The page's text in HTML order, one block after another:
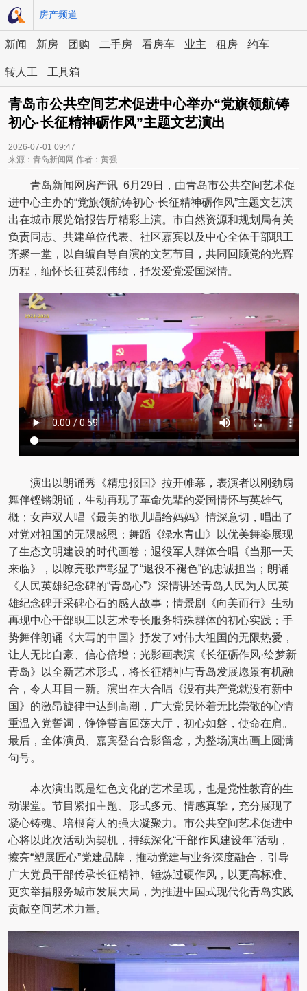
房产频道
新闻 新房 团购 二手房 看房车 业主 租房 约车
转人工 工具箱
青岛市公共空间艺术促进中心举办“党旗领航铸
初心·长征精神砺作风”主题文艺演出
2026-07-01 09:47
来源：青岛新闻网 作者：黄强
青岛新闻网房产讯 6月29日，由青岛市公共空间艺术促
进中心主办的“党旗领航铸初心·长征精神砺作风”主题文艺演
出在城市展览馆报告厅精彩上演。市自然资源和规划局有关
负责同志、共建单位代表、社区嘉宾以及中心全体干部职工
齐聚一堂，以自编自导自演的文艺节目，共同回顾党的光辉
历程，缅怀长征英烈伟绩，抒发爱党爱国深情。
演出以朗诵秀《精忠报国》拉开帷幕，表演者以刚劲扇
舞伴铿锵朗诵，生动再现了革命先辈的爱国情怀与英雄气
概；女声双人唱《最美的歌儿唱给妈妈》情深意切，唱出了
对党对祖国的无限感恩；舞蹈《绿水青山》以优美舞姿展现
了生态文明建设的时代画卷；退役军人群体合唱《当那一天
来临》，以嘹亮歌声彰显了“退役不褪色”的忠诚担当；朗诵
《人民英雄纪念碑的“青岛心”》深情讲述青岛人民为人民英
雄纪念碑开采碑心石的感人故事；情景剧《向美而行》生动
再现中心干部职工以艺术专长服务特殊群体的初心实践；手
势舞伴朗诵《大写的中国》抒发了对伟大祖国的无限热爱，
让人无比自豪、信心倍增；光影画表演《长征砺作风·绘梦新
青岛》以全新艺术形式，将长征精神与青岛发展愿景有机融
合，令人耳目一新。演出在大合唱《没有共产党就没有新中
国》的激昂旋律中达到高潮，广大党员怀着无比崇敬的心情
重温入党誓词，铮铮誓言回荡大厅，初心如磐，使命在肩。
最后，全体演员、嘉宾登台合影留念，为整场演出画上圆满
句号。
本次演出既是红色文化的艺术呈现，也是党性教育的生
动课堂。节目紧扣主题、形式多元、情感真挚，充分展现了
凝心铸魂、培根育人的强大凝聚力。市公共空间艺术促进中
心将以此次活动为契机，持续深化“干部作风建设年”活动，
擦亮“塑展匠心”党建品牌，推动党建与业务深度融合，引导
广大党员干部传承长征精神、锤炼过硬作风，以更高标准、
更实举措服务城市发展大局，为推进中国式现代化青岛实践
贡献空间艺术力量。